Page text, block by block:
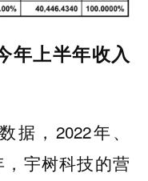
年上半年收入
，2022年、
，宇树科技的营